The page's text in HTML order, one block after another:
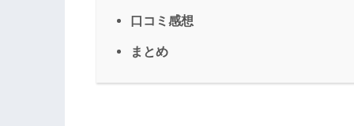
口コミ感想
まとめ